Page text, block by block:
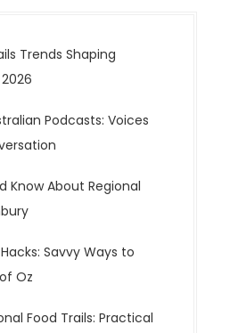
Trends Shaping
Podcasts: Voices
Know About Regional
Savvy Ways to
Oz
Food Trails: Practical